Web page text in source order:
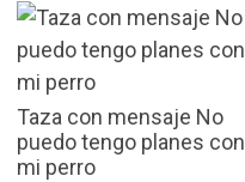
Taza con mensaje No
puedo tengo planes con
mi perro